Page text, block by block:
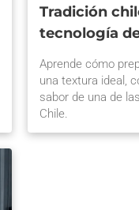
Tradición
tecnología
Aprende cómo
una textura ideal,
sabor de una de
Chile.